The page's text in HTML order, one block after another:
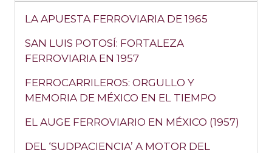
LA APUESTA FERROVIARIA DE 1965
SAN LUIS POTOSÍ: FORTALEZA
FERROVIARIA EN 1957
FERROCARRILEROS: ORGULLO Y
MEMORIA DE MÉXICO EN EL TIEMPO
EL AUGE FERROVIARIO EN MÉXICO (1957)
DEL ‘SUDPACIENCIA’ A MOTOR DEL